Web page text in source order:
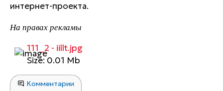
интернет-проекта.
На правах рекламы
111_2 - iillt.jpg
Size: 0.01 Mb
Комментарии